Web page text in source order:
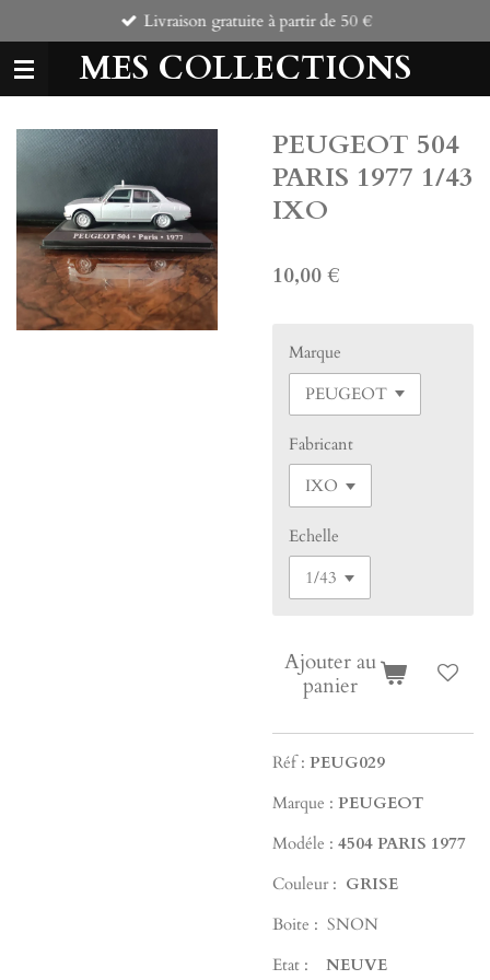
au
contenu
principal
MES COLLECTIONS
Livraison gratuite à partir de 50 €
PEUGEOT 504
PARIS 1977 1/43
IXO
10,00 €
Marque
Fabricant
Echelle
Ajouter au
panier
Réf : PEUG029
Marque : PEUGEOT
Modéle : 4504 PARIS 1977
Couleur : GRISE
Boite : SNON
Etat :
NEUVE